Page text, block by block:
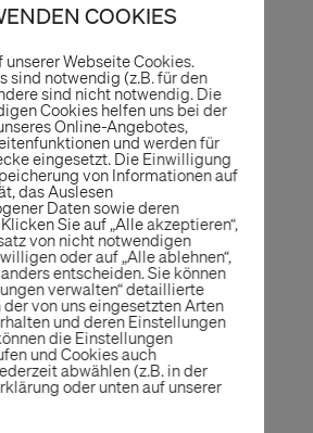
COOKIES
unserer Webseite Cookies.
sind notwendig (z.B. für den
sind nicht notwendig. Die
Cookies helfen uns bei der
Online-Angebotes,
und werden für
eingesetzt. Die Einwilligung
von Informationen auf
das Auslesen
Daten sowie deren
Sie auf „Alle akzeptieren“,
von nicht notwendigen
oder auf „Alle ablehnen“,
entscheiden. Sie können
verwalten“ detaillierte
von uns eingesetzten Arten
und deren Einstellungen
die Einstellungen
und Cookies auch
abwählen (z.B. in der
oder unten auf unserer